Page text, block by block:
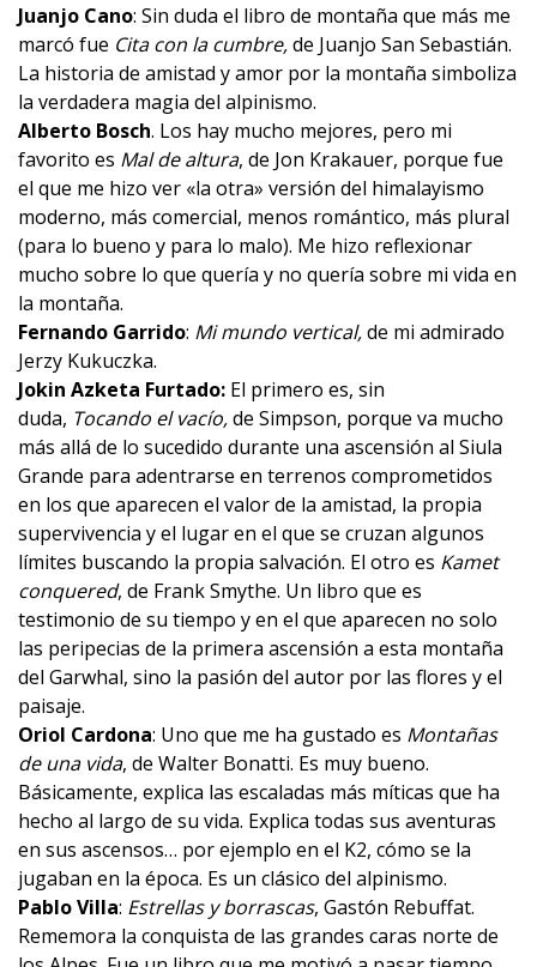
Juanjo Cano: Sin duda el libro de montaña que más me
marcó fue Cita con la cumbre,de Juanjo San Sebastián.
La historia de amistad y amor por la montaña simboliza
la verdadera magia del alpinismo.
Alberto Bosch. Los hay mucho mejores, pero mi
favorito es Mal de altura, de Jon Krakauer, porque fue
el que me hizo ver «la otra» versión del himalayismo
moderno, más comercial, menos romántico, más plural
(para lo bueno y para lo malo). Me hizo reflexionar
mucho sobre lo que quería y no quería sobre mi vida en
la montaña.
Fernando Garrido: Mi mundo vertical,de mi admirado
Jerzy Kukuczka.
Jokin Azketa Furtado: El primero es, sin
duda, Tocando el vacío,de Simpson, porque va mucho
más allá de lo sucedido durante una ascensión al Siula
Grande para adentrarse en terrenos comprometidos
en los que aparecen el valor de la amistad, la propia
supervivencia y el lugar en el que se cruzan algunos
límites buscando la propia salvación. El otro es Kamet
conquered, de Frank Smythe. Un libro que es
testimonio de su tiempo y en el que aparecen no solo
las peripecias de la primera ascensión a esta montaña
del Garwhal, sino la pasión del autor por las flores y el
paisaje.
Oriol Cardona: Uno que me ha gustado es Montañas
de una vida, de Walter Bonatti. Es muy bueno.
Básicamente, explica las escaladas más míticas que ha
hecho al largo de su vida. Explica todas sus aventuras
en sus ascensos… por ejemplo en el K2, cómo se la
jugaban en la época. Es un clásico del alpinismo.
Pablo Villa: Estrellas y borrascas, Gastón Rebuffat.
Rememora la conquista de las grandes caras norte de